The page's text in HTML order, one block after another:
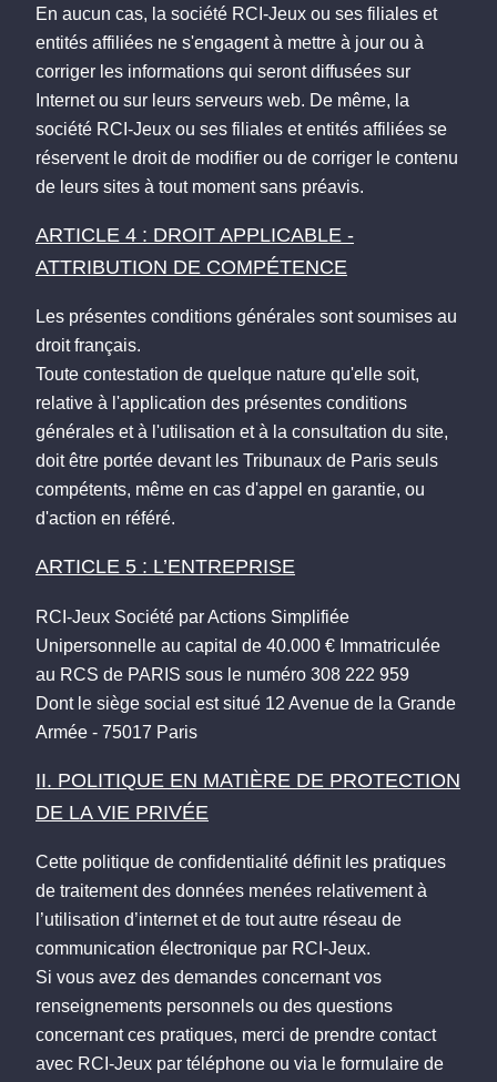
En aucun cas, la société RCI-Jeux ou ses filiales et
entités affiliées ne s'engagent à mettre à jour ou à
corriger les informations qui seront diffusées sur
Internet ou sur leurs serveurs web. De même, la
société RCI-Jeux ou ses filiales et entités affiliées se
réservent le droit de modifier ou de corriger le contenu
de leurs sites à tout moment sans préavis.
ARTICLE 4 : DROIT APPLICABLE -
ATTRIBUTION DE COMPÉTENCE
Les présentes conditions générales sont soumises au
droit français.
Toute contestation de quelque nature qu'elle soit,
relative à l'application des présentes conditions
générales et à l'utilisation et à la consultation du site,
doit être portée devant les Tribunaux de Paris seuls
compétents, même en cas d'appel en garantie, ou
d'action en référé.
ARTICLE 5 : L’ENTREPRISE
RCI-Jeux Société par Actions Simplifiée
Unipersonnelle au capital de 40.000 € Immatriculée
au RCS de PARIS sous le numéro 308 222 959
Dont le siège social est situé 12 Avenue de la Grande
Armée - 75017 Paris
II. POLITIQUE EN MATIÈRE DE PROTECTION
DE LA VIE PRIVÉE
Cette politique de confidentialité définit les pratiques
de traitement des données menées relativement à
l’utilisation d’internet et de tout autre réseau de
communication électronique par RCI-Jeux.
Si vous avez des demandes concernant vos
renseignements personnels ou des questions
concernant ces pratiques, merci de prendre contact
avec RCI-Jeux par téléphone ou via le formulaire de